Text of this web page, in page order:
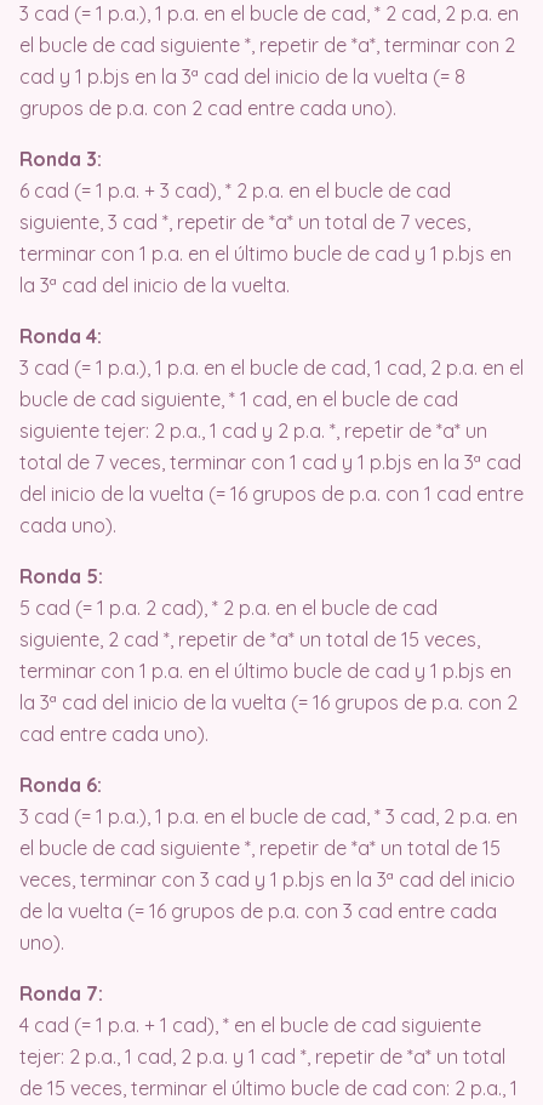
3 cad (= 1 p.a.), 1 p.a. en el bucle de cad, * 2 cad, 2 p.a. en
el bucle de cad siguiente *, repetir de *a*, terminar con 2
cad y 1 p.bjs en la 3ª cad del inicio de la vuelta (= 8
grupos de p.a. con 2 cad entre cada uno).
Ronda 3:
6 cad (= 1 p.a. + 3 cad), * 2 p.a. en el bucle de cad
siguiente, 3 cad *, repetir de *a* un total de 7 veces,
terminar con 1 p.a. en el último bucle de cad y 1 p.bjs en
la 3ª cad del inicio de la vuelta.
Ronda 4:
3 cad (= 1 p.a.), 1 p.a. en el bucle de cad, 1 cad, 2 p.a. en el
bucle de cad siguiente, * 1 cad, en el bucle de cad
siguiente tejer: 2 p.a., 1 cad y 2 p.a. *, repetir de *a* un
total de 7 veces, terminar con 1 cad y 1 p.bjs en la 3ª cad
del inicio de la vuelta (= 16 grupos de p.a. con 1 cad entre
cada uno).
Ronda 5:
5 cad (= 1 p.a. 2 cad), * 2 p.a. en el bucle de cad
siguiente, 2 cad *, repetir de *a* un total de 15 veces,
terminar con 1 p.a. en el último bucle de cad y 1 p.bjs en
la 3ª cad del inicio de la vuelta (= 16 grupos de p.a. con 2
cad entre cada uno).
Ronda 6:
3 cad (= 1 p.a.), 1 p.a. en el bucle de cad, * 3 cad, 2 p.a. en
el bucle de cad siguiente *, repetir de *a* un total de 15
veces, terminar con 3 cad y 1 p.bjs en la 3ª cad del inicio
de la vuelta (= 16 grupos de p.a. con 3 cad entre cada
uno).
Ronda 7:
4 cad (= 1 p.a. + 1 cad), * en el bucle de cad siguiente
tejer: 2 p.a., 1 cad, 2 p.a. y 1 cad *, repetir de *a* un total
de 15 veces, terminar el último bucle de cad con: 2 p.a., 1